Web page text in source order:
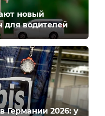
новый
для водителей
Германии 2026: у